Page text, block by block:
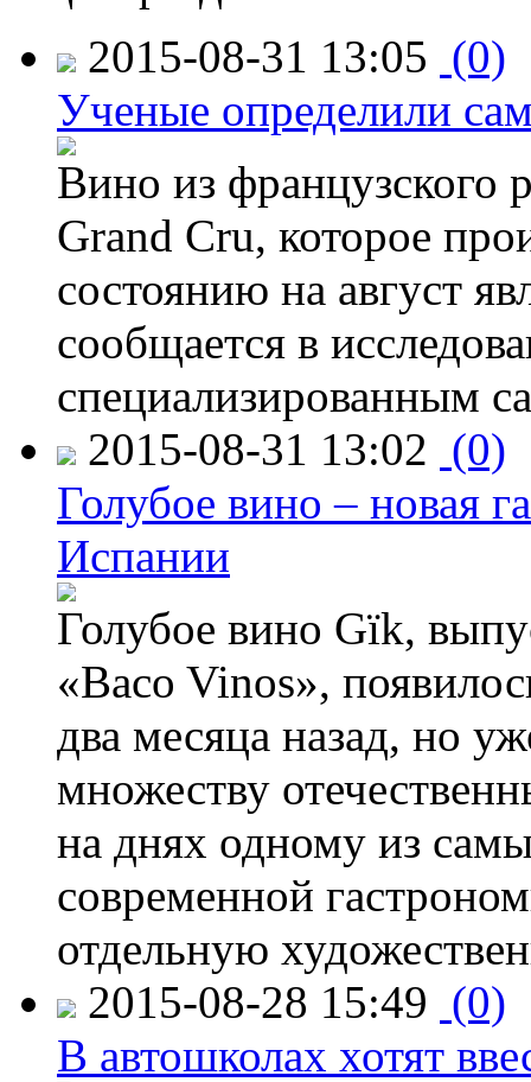
2015-08-31 13:05 (0)
Ученые определили
Вино из французского
Grand Cru, которое
состоянию на август
сообщается в
специализированным
2015-08-31 13:02 (0)
Голубое вино – новая
Испании
Голубое вино Gïk,
«Baco Vinos»,
два месяца назад, но
множеству
на днях одному из
современной
отдельную
2015-08-28 15:49 (0)
В автошколах хотят